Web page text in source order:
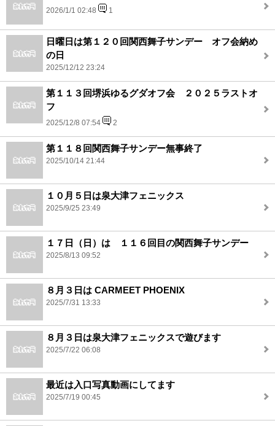
2026/1/1 02:48 1
日曜日は第１２０回関西舞子サンデー オフ会納め
の日
2025/12/12 23:24
第１１３回堺浜ゆるグダオフ会 ２０２５ラストオ
フ
2025/12/8 07:54 2
第１１８回関西舞子サンデー無事終了
2025/10/14 21:44
１０月５日は泉大津フェニックス
2025/9/25 23:49
１７日（日）は １１６回目の関西舞子サンデー
2025/8/13 09:52
８月３日は CARMEET PHOENIX
2025/7/31 13:33
８月３日は泉大津フェニックスで遊びます
2025/7/22 06:08
最近は入口写真動画にしてます
2025/7/19 00:45